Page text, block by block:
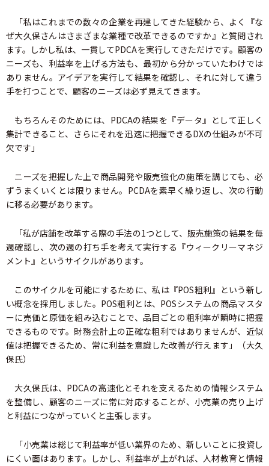
「私はこれまでの数々の企業を再建してきた経験から、よく『な
ぜ大久保さんはさまざまな業種で改革できるのですか』と質問され
ます。しかし私は、一貫してPDCAを実行してきただけです。顧客の
ニーズも、利益率を上げる方法も、最初から分かっていたわけでは
ありません。アイデアを実行して結果を確認し、それに対して違う
手を打つことで、顧客のニーズは必ず見えてきます。
もちろんそのためには、PDCAの結果を『データ』として正しく
集計できること、さらにそれを迅速に把握できるDXの仕組みが不可
欠です」
ニーズを把握した上で商品開発や販売強化の施策を講じても、必
ずうまくいくとは限りません。PCDAを素早く繰り返し、次の行動
に移る必要があります。
「私が店舗を改革する際の手法の1つとして、販売施策の結果を毎
週確認し、次の週の打ち手を考えて実行する『ウィークリーマネジ
メント』というサイクルがあります。
このサイクルを可能にするために、私は『POS粗利』という新し
い概念を採用しました。POS粗利とは、POSシステムの商品マスタ
ーに売価と原価を組み込むことで、品目ごとの粗利率が瞬時に把握
できるものです。財務会計上の正確な粗利ではありませんが、近似
値は把握できるため、常に利益を意識した改善が行えます」（大久
保氏）
大久保氏は、PDCAの高速化とそれを支えるための情報システム
を整備し、顧客のニーズに常に対応することが、小売業の売り上げ
と利益につながっていくと主張します。
「小売業は総じて利益率が低い業界のため、新しいことに投資し
にくい面はあります。しかし、利益率が上がれば、人材教育と情報